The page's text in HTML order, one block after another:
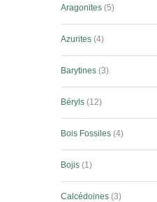
Aragonites 5
Azurites 4
Barytines 3
Béryls 12
Bois Fossiles 4
Bojis 1
Calcédoines 3